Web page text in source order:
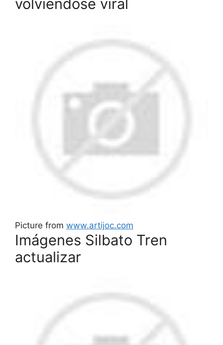
volviéndose viral
Picture from www.artijoc.com
Imágenes Silbato Tren
actualizar